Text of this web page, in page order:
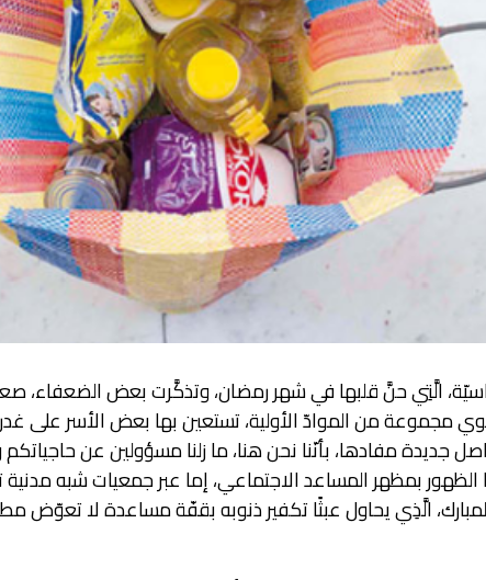
الَّتِي حنَّ قلبها في شهر رمضان، وتذكَّرت بعض الضعفاء،
من الموادّ الأولية، تستعين بها بعض الأسر على غدر
جديدة مفادها، بأنّنا نحن هنا، ما زلنا مسؤولين عن
الظهور بمظهر المساعد الاجتماعي، إما عبر جمعيات شبه
الَّذِي يحاول عبثًا تكفير ذنوبه بقفّة مساعدة لا تعوّض